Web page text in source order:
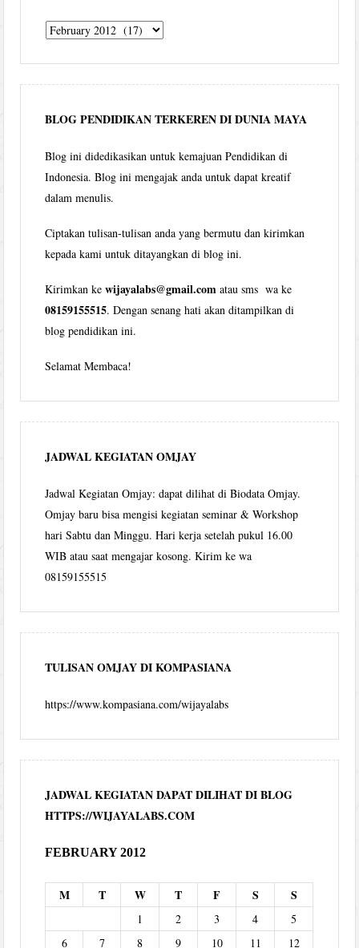
Tulisan
per
bulan
BLOG PENDIDIKAN TERKEREN DI DUNIA MAYA
Blog ini didedikasikan untuk kemajuan Pendidikan di
Indonesia. Blog ini mengajak anda untuk dapat kreatif
dalam menulis.
Ciptakan tulisan-tulisan anda yang bermutu dan kirimkan
kepada kami untuk ditayangkan di blog ini.
Kirimkan kewijayalabs@gmail.com atau sms wa ke
08159155515. Dengan senang hati akan ditampilkan di
blog pendidikan ini.
Selamat Membaca!
JADWAL KEGIATAN OMJAY
Jadwal Kegiatan Omjay: dapat dilihat di Biodata Omjay.
Omjay baru bisa mengisi kegiatan seminar & Workshop
hari Sabtu dan Minggu. Hari kerja setelah pukul 16.00
WIB atau saat mengajar kosong. Kirim ke wa
08159155515
TULISAN OMJAY DI KOMPASIANA
https://www.kompasiana.com/wijayalabs
JADWAL KEGIATAN DAPAT DILIHAT DI BLOG
HTTPS://WIJAYALABS.COM
FEBRUARY 2012
M T W T F S S
1 2 3 4
5
6
7 8 9 10 11 12